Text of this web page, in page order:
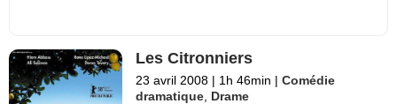
Les Citronniers
23 avril 2008 | 1h 46min | Comédie
dramatique Drame